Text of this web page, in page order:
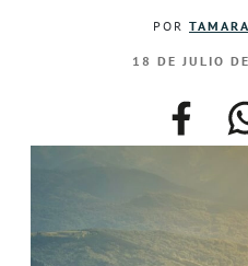
POR
18 DE JULIO